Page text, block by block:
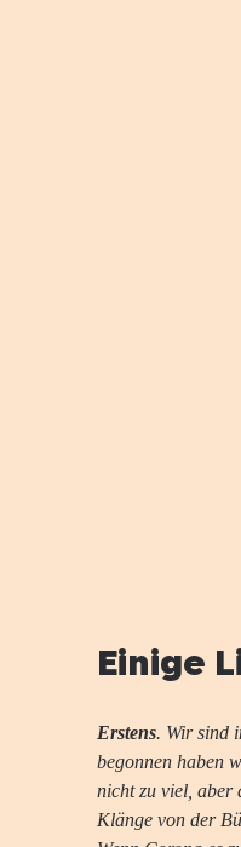
Einige
Erstens. Wir sind
begonnen haben
nicht zu viel, aber
Klänge von der